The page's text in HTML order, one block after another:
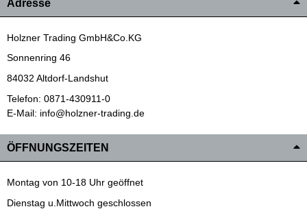
Adresse
Holzner Trading GmbH&Co.KG
Sonnenring 46
84032 Altdorf-Landshut
Telefon: 0871-430911-0
E-Mail: info@holzner-trading.de
ÖFFNUNGSZEITEN
Montag von 10-18 Uhr geöffnet
Dienstag u.Mittwoch geschlossen